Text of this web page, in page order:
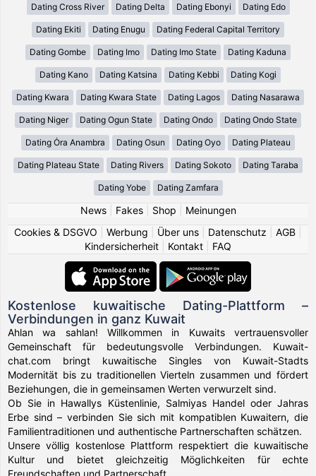
Dating Cross River Dating Delta Dating Ebonyi Dating Edo
Dating Ekiti Dating Enugu Dating Federal Capital Territory
Dating Gombe Dating Imo Dating Imo State Dating Kaduna
Dating Kano Dating Katsina Dating Kebbi Dating Kogi
Dating Kwara Dating Kwara State Dating Lagos Dating Nasarawa
Dating Niger Dating Ogun State Dating Ondo Dating Ondo State
Dating Ȯra Anambra Dating Osun Dating Oyo Dating Plateau
Dating Plateau State Dating Rivers Dating Sokoto Dating Taraba
Dating Yobe Dating Zamfara
News| Fakes| Shop
Meinungen
Cookies & DSGVO
Werbung Über uns Datenschutz AGB
Kindersicherheit
Kontakt FAQ
Kostenlose kuwaitische Dating-Plattform –
Verbindungen in ganz Kuwait
Ahlan wa sahlan! Willkommen in Kuwaits vertrauensvoller
Gemeinschaft für bedeutungsvolle Verbindungen. Kuwait-
chat.com bringt kuwaitische Singles von Kuwait-Stadts
Modernität bis zu traditionellen Vierteln zusammen und fördert
Beziehungen, die in gemeinsamen Werten verwurzelt sind.
Ob Sie in Hawallys Küstenlinie, Salmiyas Handel oder Jahras
Erbe sind – verbinden Sie sich mit kompatiblen Kuwaitern, die
Familientraditionen und authentische Partnerschaften schätzen.
Unsere völlig kostenlose Plattform respektiert die kuwaitische
Kultur und bietet gleichzeitig Möglichkeiten für echte
Freundschaften und Partnerschaft.